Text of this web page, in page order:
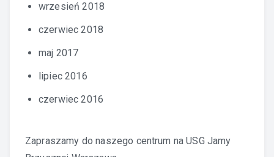
wrzesień 2018
czerwiec 2018
maj 2017
lipiec 2016
czerwiec 2016
Zapraszamy do naszego centrum naUSG Jamy